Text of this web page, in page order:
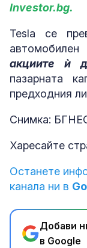
Investor.bg.
Tesla се
акциите ѝ
пазарната
предходния
Снимка:
Харесайте
Останете
канала ни в
Добави
в Google